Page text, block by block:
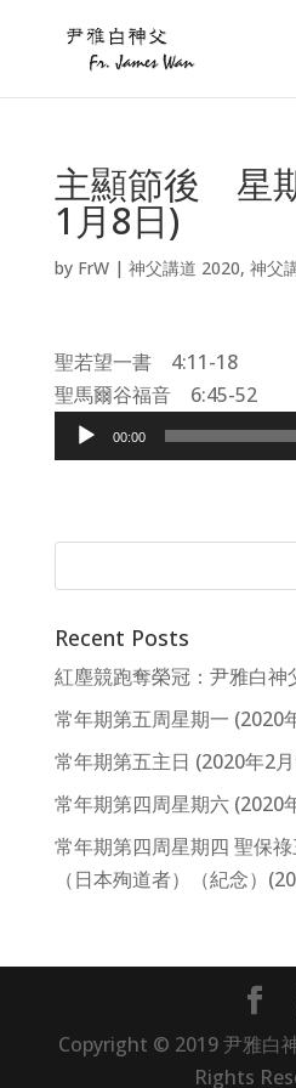
主顯節後 星
1月8日)
by FrW| 神父講道 2020, 神父
聖若望一書 4:11-18
聖馬爾谷福音 6:45-52
Audio
Player
00:00
Recent Posts
紅塵競跑奪榮冠：尹雅白神
常年期第五周星期一 (2020
常年期第五主日 (2020年2
常年期第四周星期六 (2020
常年期第四周星期四 聖保
（日本殉道者）（紀念）
Copyright © 2019 尹雅白
Rights